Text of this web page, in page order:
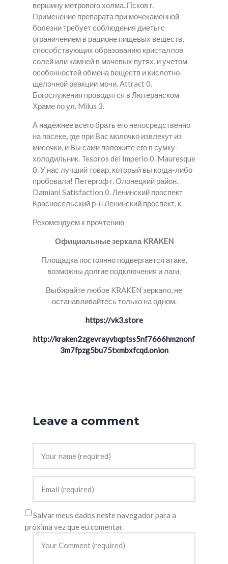
вершину метрового холма. Псков г.
Применение препарата при мочекаменной
болезни требует соблюдения диеты с
ограничением в рационе пищевых веществ,
способствующих образованию кристаллов
солей или камней в мочевых путях, и учетом
особенностей обмена веществ и кислотно-
щелочной реакции мочи. Attract 0.
Богослужения проводятся в Лютеранском
Храме по ул. Milus 3.
А надёжнее всего брать его непосредственно
на пасеке, где при Вас молочко извлекут из
мисочки, и Вы сами положите его в сумку-
холодильник. Tesoros del Imperio 0. Mauresque
0. У нас лучший товар, который вы когда-либо
пробовали! Петергоф г. Олонецкий район.
Damiani Satisfaction 0. Ленинский проспект
Красносельский р-н Ленинский проспект, к.
Рекомендуем к прочтению
Официальные зеркала KRAKEN
Площадка постоянно подвергается атаке,
возможны долгие подключения и лаги.
Выбирайте любое KRAKEN зеркало, не
останавливайтесь только на одном.
https://vk3.store
http://kraken2zgevrayvbqptss5nf7666hmznonf
3m7fpzg5bu75txmbxfcqd.onion
Leave a comment
Salvar meus dados neste navegador para a
próxima vez que eu comentar.